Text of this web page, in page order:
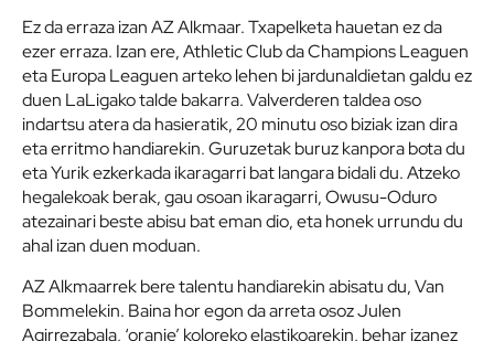
Ez da erraza izan AZ Alkmaar. Txapelketa hauetan ez da
ezer erraza. Izan ere, Athletic Club da Champions Leaguen
eta Europa Leaguen arteko lehen bi jardunaldietan galdu ez
duen LaLigako talde bakarra. Valverderen taldea oso
indartsu atera da hasieratik, 20 minutu oso biziak izan dira
eta erritmo handiarekin. Guruzetak buruz kanpora bota du
eta Yurik ezkerkada ikaragarri bat langara bidali du. Atzeko
hegalekoak berak, gau osoan ikaragarri, Owusu-Oduro
atezainari beste abisu bat eman dio, eta honek urrundu du
ahal izan duen moduan.
AZ Alkmaarrek bere talentu handiarekin abisatu du, Van
Bommelekin. Baina hor egon da arreta osoz Julen
Agirrezabala, ‘oranje’ koloreko elastikoarekin, behar izanez